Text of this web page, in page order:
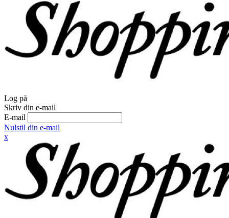
Log på
Skriv din e-mail
E-mail
Nulstil din e-mail
x